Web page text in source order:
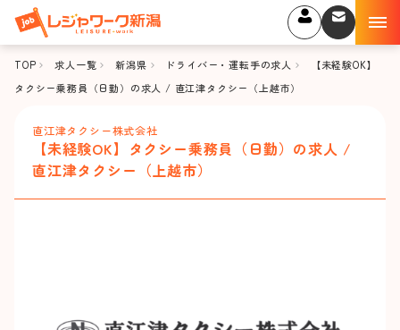
TOP 求人一覧 新潟県 ドライバー・運転手の求人
【未経験OK】
タクシー乗務員（日勤）の求人 / 直江津タクシー（上越市）
直江津タクシー株式会社
【未経験OK】タクシー乗務員（日勤）の求人 /
直江津タクシー（上越市）